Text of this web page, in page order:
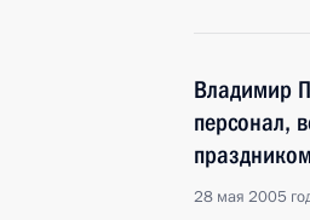
Владимир
персонал,
28 мая 2005